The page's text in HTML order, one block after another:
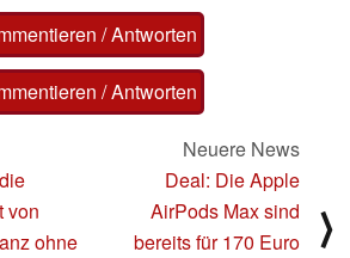
/ Antworten
/ Antworten
von
ohne
Neuere News
Deal: Die Apple
AirPods Max sind
bereits für 170 Euro
⟩